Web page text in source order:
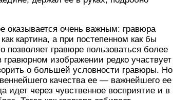
оказывается очень важным: гравюра
картина, а при постепенном как бы
гравюре пользоваться более
изображении редко участвует
о большей условности гравюры. Но
качества ее — важнейшего ее
идет через чувственное восприятие и в